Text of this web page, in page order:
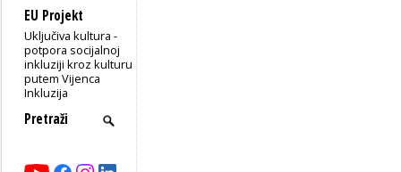
EU Projekt
Uključiva kultura -
potpora socijalnoj
inkluziji kroz kulturu
putem Vijenca
Inkluzija